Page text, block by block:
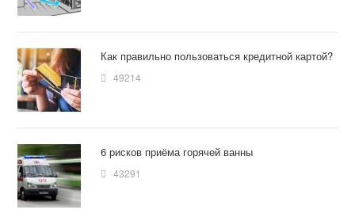
Как правильно пользоваться кредитной картой?
49214
6 рисков приёма горячей ванны
43291